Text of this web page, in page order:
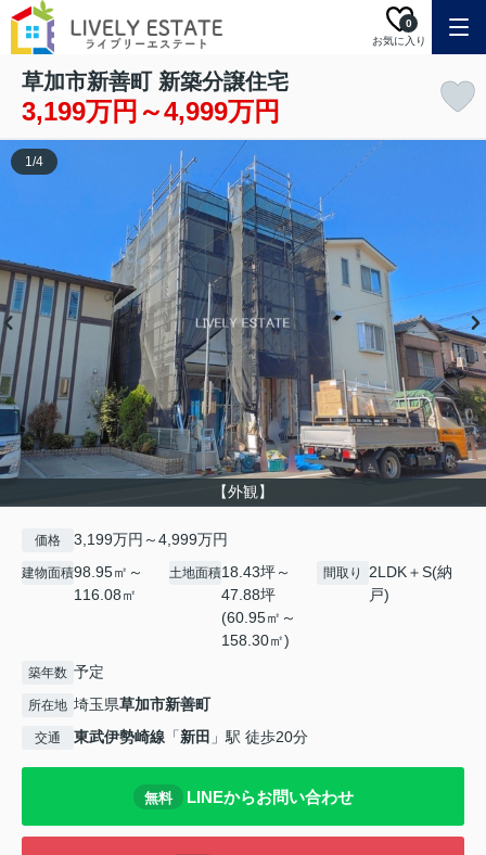
お気に入り
0
草加市新善町 新築分譲住宅
3,199万円～4,999万円
【外観】
1/4
価格 3,199万円～4,999万円
建物面積98.95㎡～
116.08㎡
土地面積18.43坪～
47.88坪
(60.95㎡～
158.30㎡)
間取り
2LDK＋S(納
戸)
築年数 予定
所在地 埼玉県草加市新善町
交通 東武伊勢崎線 「新田 」駅 徒歩20分
無料 LINEからお問い合わせ